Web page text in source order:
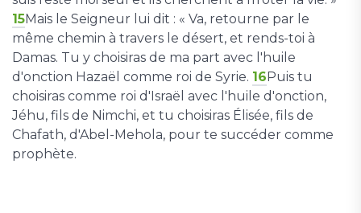
15Mais le Seigneur lui dit : « Va, retourne par le
même chemin à travers le désert, et rends-toi à
Damas. Tu y choisiras de ma part avec l'huile
d'onction Hazaël comme roi de Syrie. 16Puis tu
choisiras comme roi d'Israël avec l'huile d'onction,
Jéhu, fils de Nimchi, et tu choisiras Élisée, fils de
Chafath, d'Abel-Mehola, pour te succéder comme
prophète.